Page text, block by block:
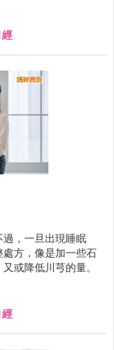
經
，一旦出現睡眠
方，像是加一些石
或降低川芎的量。
經